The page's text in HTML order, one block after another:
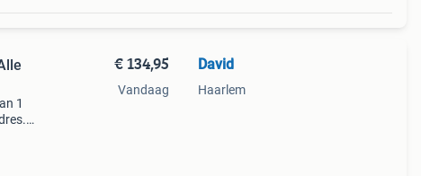
1
€ 134,95
Vandaag
David
Haarlem